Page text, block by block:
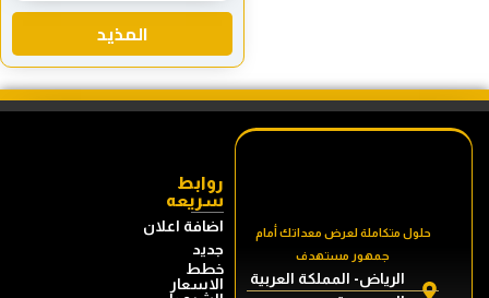
المذيد
حلول متكاملة لعرض معداتك أمام
جمهور مستهدف
الرياض- المملكة العربية
روابط
سريعه
اضافة اعلان
جديد
خطط
الاسعار